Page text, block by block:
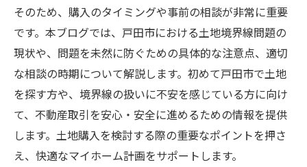
そのため、購入のタイミングや事前の相談が非常に重要
です。本ブログでは、戸田市における土地境界線問題の
現状や、問題を未然に防ぐための具体的な注意点、適切
な相談の時期について解説します。初めて戸田市で土地
を探す方や、境界線の扱いに不安を感じている方に向け
て、不動産取引を安心・安全に進めるための情報を提供
します。土地購入を検討する際の重要なポイントを押さ
え、快適なマイホーム計画をサポートします。